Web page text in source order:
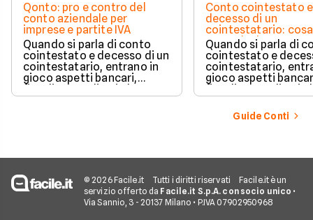
Qonto: pro e contro del
conto aziendale per
imprese e partite IVA
Quando si parla di conto
cointestato e decesso di un
cointestatario, entrano in
gioco aspetti bancari,
fiscali ed ereditari che
spesso generano
Conto cointestato e
decesso di un
cointestatario: cosa
succede davvero
blocchi, quote e
successione
Quando si parla di
cointestato e
cointestatario,
gioco aspetti
fiscali ed ereditari
spesso generano
confusione.
Guide Conti
© 2026 Facile.it Tutti i diritti riservati
Facile.it è un
servizio offerto da Facile.it S.p.A. con socio unico •
Via Sannio, 3 - 20137 Milano • P.IVA 07902950968